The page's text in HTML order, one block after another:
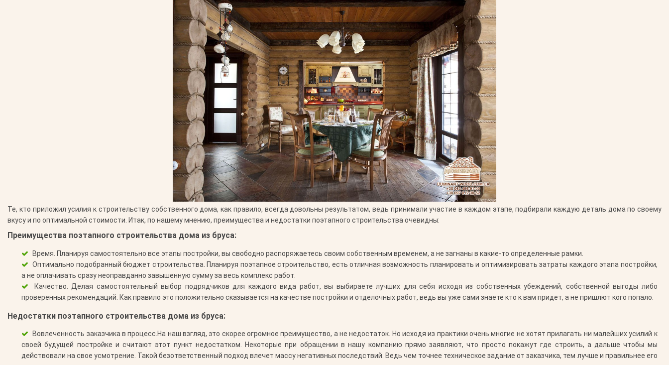
Те, кто приложил усилия к строительству собственного дома, как правило, всегда довольны результатом, ведь принимали участие в каждом этапе, подбирали каждую деталь дома по своему
вкусу и по оптимальной стоимости. Итак, по нашему мнению, преимущества и недостатки поэтапного строительства очевидны:
Преимущества поэтапного строительства дома из бруса:
Время. Планируя самостоятельно все этапы постройки, вы свободно распоряжаетесь своим собственным временем, а не загнаны в какие-то определенные рамки.
Оптимально подобранный бюджет строительства. Планируя поэтапное строительство, есть отличная возможность планировать и оптимизировать затраты каждого этапа постройки,
а не оплачивать сразу неоправданно завышенную сумму за весь комплекс работ.
Качество.
Делая самостоятельный выбор подрядчиков для каждого вида работ, вы выбираете лучших для себя исходя из собственных убеждений, собственной выгоды либо
проверенных рекомендаций. Как правило это положительно сказывается на качестве постройки и отделочных работ, ведь вы уже сами знаете кто к вам придет, а не пришлют кого попало.
Недостатки поэтапного строительства дома из бруса:
Вовлеченность заказчика в процесс.На наш взгляд, это скорее огромное преимущество, а не недостаток. Но исходя из практики очень многие не хотят прилагать ни малейших усилий к
своей будущей постройке и считают этот пункт недостатком. Некоторые при обращении в нашу компанию прямо заявляют, что просто покажут где строить, а дальше чтобы мы
действовали на свое усмотрение. Такой безответственный подход влечет массу негативных последствий. Ведь чем точнее техническое задание от заказчика, тем лучше и правильнее его